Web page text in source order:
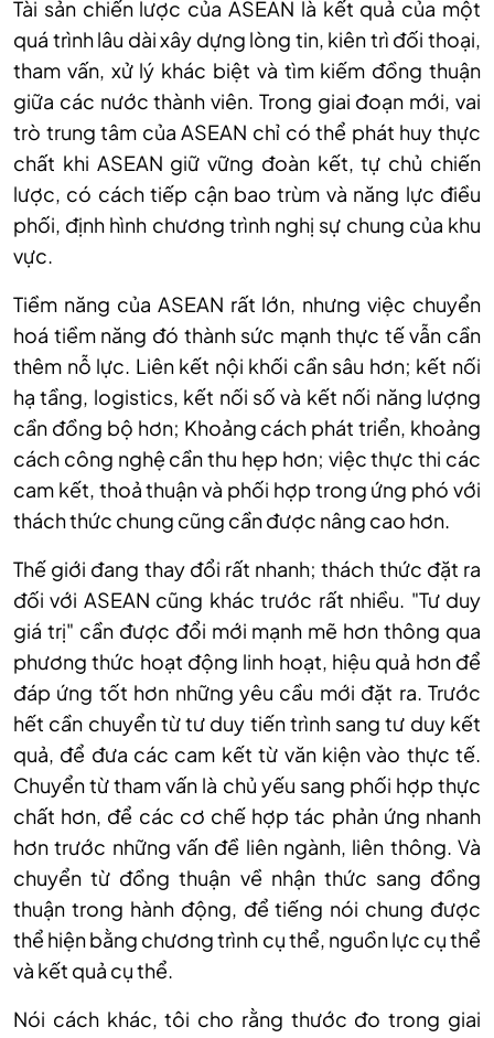
Tài sản chiến lược của ASEAN là kết quả của một
quá trình lâu dài xây dựng lòng tin, kiên trì đối thoại,
tham vấn, xử lý khác biệt và tìm kiếm đồng thuận
giữa các nước thành viên. Trong giai đoạn mới, vai
trò trung tâm của ASEAN chỉ có thể phát huy thực
chất khi ASEAN giữ vững đoàn kết, tự chủ chiến
lược, có cách tiếp cận bao trùm và năng lực điều
phối, định hình chương trình nghị sự chung của khu
vực.
Tiềm năng của ASEAN rất lớn, nhưng việc chuyển
hoá tiềm năng đó thành sức mạnh thực tế vẫn cần
thêm nỗ lực. Liên kết nội khối cần sâu hơn; kết nối
hạ tầng, logistics, kết nối số và kết nối năng lượng
cần đồng bộ hơn; Khoảng cách phát triển, khoảng
cách công nghệ cần thu hẹp hơn; việc thực thi các
cam kết, thoả thuận và phối hợp trong ứng phó với
thách thức chung cũng cần được nâng cao hơn.
Thế giới đang thay đổi rất nhanh; thách thức đặt ra
đối với ASEAN cũng khác trước rất nhiều. "Tư duy
giá trị" cần được đổi mới mạnh mẽ hơn thông qua
phương thức hoạt động linh hoạt, hiệu quả hơn để
đáp ứng tốt hơn những yêu cầu mới đặt ra. Trước
hết cần chuyển từ tư duy tiến trình sang tư duy kết
quả, để đưa các cam kết từ văn kiện vào thực tế.
Chuyển từ tham vấn là chủ yếu sang phối hợp thực
chất hơn, để các cơ chế hợp tác phản ứng nhanh
hơn trước những vấn đề liên ngành, liên thông. Và
chuyển từ đồng thuận về nhận thức sang đồng
thuận trong hành động, để tiếng nói chung được
thể hiện bằng chương trình cụ thể, nguồn lực cụ thể
và kết quả cụ thể.
Nói cách khác, tôi cho rằng thước đo trong giai